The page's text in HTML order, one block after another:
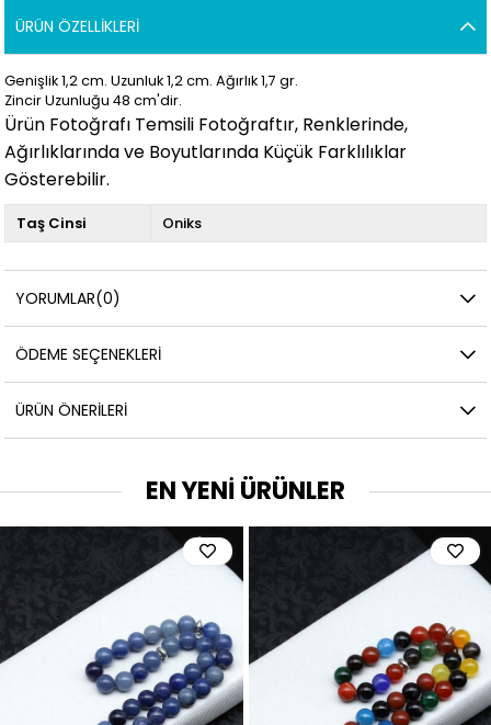
ÜRÜN ÖZELLIKLERI
Genişlik 1,2 cm. Uzunluk 1,2cm. Ağırlık 1,7 gr.
Zincir Uzunluğu 48 cm'dir.
Ürün Fotoğrafı Temsili Fotoğraftır, Renklerinde,
Ağırlıklarında ve Boyutlarında Küçük Farklılıklar
Gösterebilir.
Taş Cinsi Oniks
YORUMLAR(0)
ÖDEME SEÇENEKLERI
ÜRÜN ÖNERILERI
EN YENİ ÜRÜNLER